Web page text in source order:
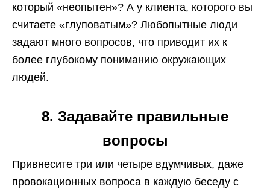
который «неопытен»? А у клиента, которого вы
считаете «глуповатым»? Любопытные люди
задают много вопросов, что приводит их к
более глубокому пониманию окружающих
людей.
8. Задавайте правильные
вопросы
Привнесите три или четыре вдумчивых, даже
провокационных вопроса в каждую беседу с